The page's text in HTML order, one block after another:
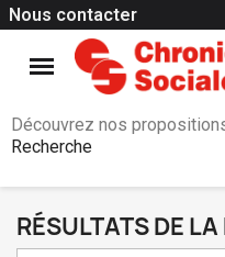
Nous contacter
Découvrez nos
Recherche
RÉSULTATS DE